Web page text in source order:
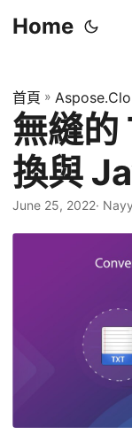
Home
首頁 »
無縫的
換與
June 25, 2022·